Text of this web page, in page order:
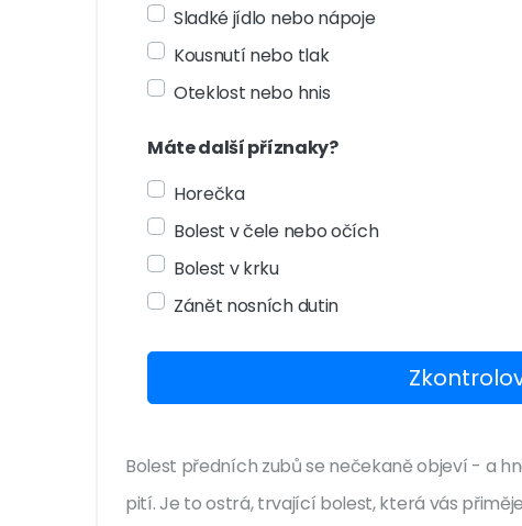
Sladké jídlo nebo nápoje
Kousnutí nebo tlak
Oteklost nebo hnis
Máte další příznaky?
Horečka
Bolest v čele nebo očích
Bolest v krku
Zánět nosních dutin
Bolest předních zubů se nečekaně objeví - a
pití. Je to ostrá, trvající bolest, která vás